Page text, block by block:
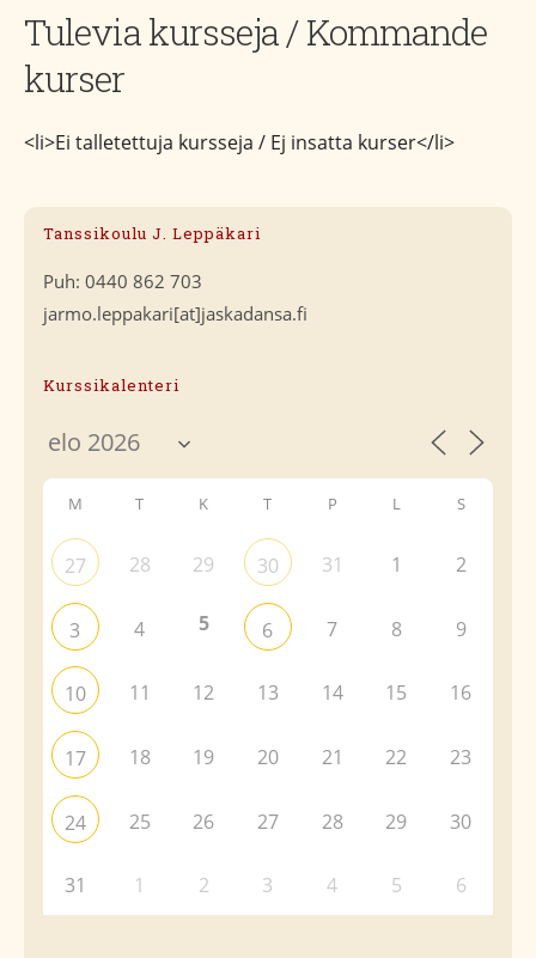
Tulevia kursseja / Kommande
kurser
<li>Ei talletettuja kursseja / Ej insatta kurser</li>
Tanssikoulu J. Leppäkari
Puh: 0440 862 703
jarmo.leppakari[at]jaskadansa.fi
Kurssikalenteri
M T K T P L S
27 28 29 30 31 1 2
3 4 5 6 7 8 9
10 11 12 13 14 15 16
17 18 19 20 21 22 23
24 25 26 27 28 29 30
31 1 2 3 4 5 6